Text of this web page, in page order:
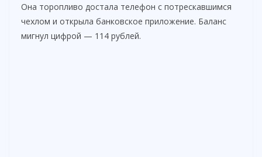
Она торопливо достала телефон с потрескавшимся
чехлом и открыла банковское приложение. Баланс
мигнул цифрой — 114 рублей.